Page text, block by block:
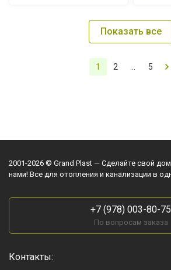
Показать все
1 2 5
2001-2026 © Grand Plast — Сделайте свой
нами! Все для отопления и канализации в
+7 (978) 003-80-75
По вопросам заказа
Контакты: